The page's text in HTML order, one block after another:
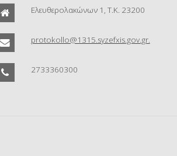
Ελευθερολακώνων 1, Τ.Κ. 23200
protokollo@1315.syzefxis.gov.gr.
2733360300